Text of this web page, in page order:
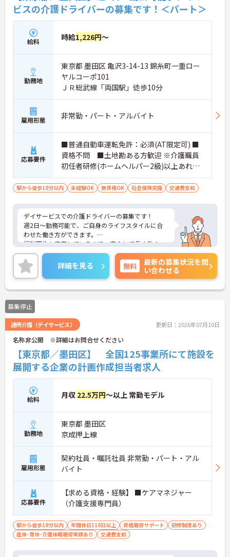
ビスの介護ドライバーの募集です！＜パート＞
給料 時給1,226円～
勤務地
東京都 墨田区 亀沢3-14-13 錦糸町一重ロー
ヤルコーポ101
ＪＲ総武線「両国駅」徒歩10分
雇用形態 非常勤・パート・アルバイト
応募要件
■普通自動車運転免許：必須(AT限定可) ■
資格不問 ■土地勘ある方歓迎 ※介護職員
初任者研修(ホームヘルパー2級)以上あれば
尚可 ※デイサービスでの実務経験あれば尚
可
駅から徒歩10分以内 未経験OK 無資格OK 社会保険完備 交通費支給
デイサービスでの介護ドライバーの募集です！
週2日～勤務可能で、ご自身のライフスタイルに合
わせた働き方ができます。
福利厚生も充実しているので、安心して長く働くこ
とができる職場です◎
ご興味のある方には、面接対策ポイントなど、さら
に詳細をお話しいたしますのでお気軽にご相談くだ
さい！
詳細を見る 無料
最新の募集状況を問
い合わせる
募集停止
通所介護（デイサービス） 更新日：2026年07月10日
名称非公開 ※詳細はお問合せください
【東京都／墨田区】 全国125事業所にて施設を
展開する企業の計画作成担当者求人
給料 月収 22.5万円～以上 常勤モデル
勤務地
東京都 墨田区
京成押上線
雇用形態
契約社員・嘱託社員 非常勤・パート・アル
バイト
応募要件
【求める資格・経験】 ■ケアマネジャー
（介護支援専門員）
駅から徒歩10分以内 年間休日110日以上 資格取得サポート
研修制度あり
産休･育休･介護休暇取得実績あり
交通費支給